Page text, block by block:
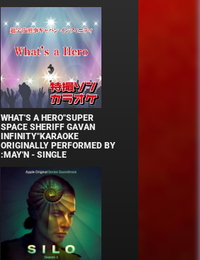
WHAT'S A HERO"SUPER
SPACE SHERIFF GAVAN
INFINITY"KARAOKE
ORIGINALLY PERFORMED BY
:MAY'N - SINGLE